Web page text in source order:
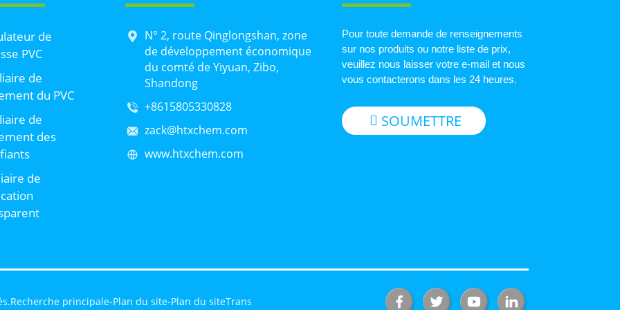
de
PVC
de
du PVC
de
des
de
N° 2, route Qinglongshan, zone
de développement économique
du comté de Yiyuan, Zibo,
Shandong
+8615805330828
zack@htxchem.com
www.htxchem.com
Pour toute demande de renseignements
sur nos produits ou notre liste de prix,
veuillez nous laisser votre e-mail et nous
vous contacterons dans les 24 heures.
SOUMETTRE
Recherche principale-Plan du site-Plan du siteTrans